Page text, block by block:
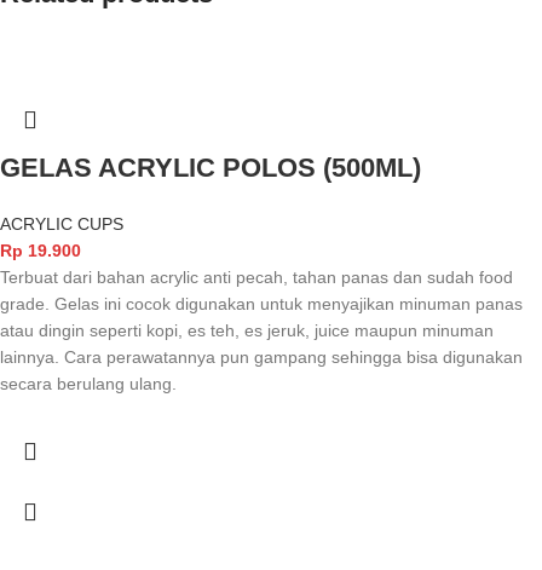
GELAS ACRYLIC POLOS (500ML)
ACRYLIC CUPS
Rp 19.900
Terbuat dari bahan acrylic anti pecah, tahan panas dan sudah food
grade. Gelas ini cocok digunakan untuk menyajikan minuman panas
atau dingin seperti kopi, es teh, es jeruk, juice maupun minuman
lainnya. Cara perawatannya pun gampang sehingga bisa digunakan
secara berulang ulang.